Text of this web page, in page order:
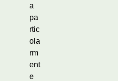
a
pa
rtic
ola
rm
ent
e